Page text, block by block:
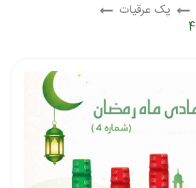
پک عرقیات